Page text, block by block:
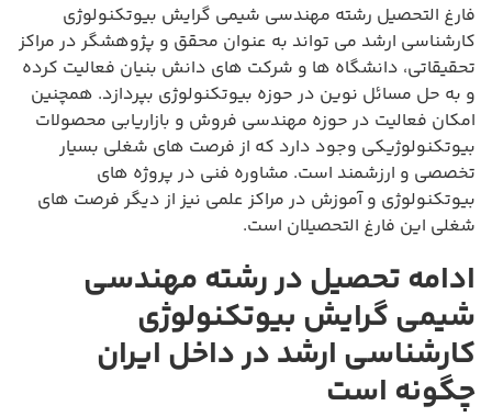
فارغ التحصیل رشته مهندسی شیمی گرایش بیوتکنولوژی
کارشناسی ارشد می تواند به عنوان محقق و پژوهشگر در مراکز
تحقیقاتی، دانشگاه ها و شرکت های دانش بنیان فعالیت کرده
و به حل مسائل نوین در حوزه بیوتکنولوژی بپردازد. همچنین
امکان فعالیت در حوزه مهندسی فروش و بازاریابی محصولات
بیوتکنولوژیکی وجود دارد که از فرصت های شغلی بسیار
تخصصی و ارزشمند است. مشاوره فنی در پروژه های
بیوتکنولوژی و آموزش در مراکز علمی نیز از دیگر فرصت های
شغلی این فارغ التحصیلان است.
ادامه تحصیل در رشته مهندسی
شیمی گرایش بیوتکنولوژی
کارشناسی ارشد در داخل ایران
چگونه است